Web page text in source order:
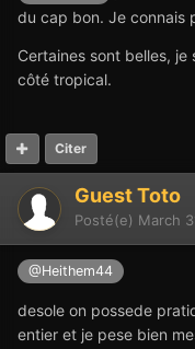
du cap bon. Je connais
Certaines sont belles,
côté tropical.
Citer
Guest Toto
Posté(e) March
@Heithem44
desole on possede
entier et je pese bien